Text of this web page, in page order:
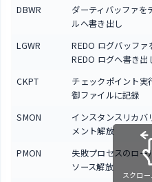
DBWR
ダーティバッファを
ルへ書き出し
LGWR
REDO ログバッファ
REDO ログへ書き出
CKPT
チェックポイント実
御ファイルに記録
SMON
インスタンスリカバ
メント解放
PMON
失敗プロセスのロー
ソース解放
スクロ